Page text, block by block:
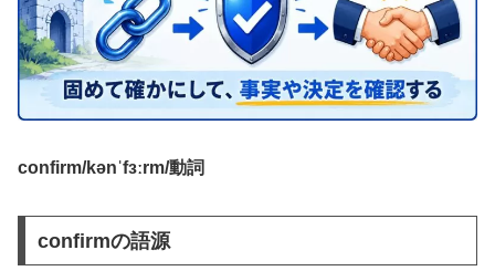
confirm/kənˈfɜːrm/動詞
confirmの語源